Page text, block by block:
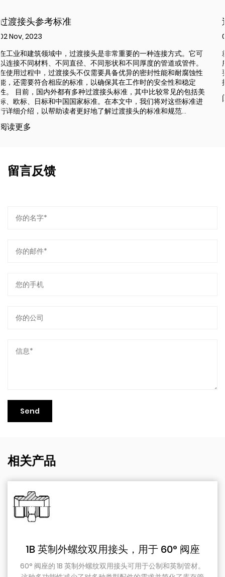
方式。它可
道或管件。
和耐腐蚀性
性和稳定
见的包括美
这些标准进
规范...
过渡接头有什么样的作用?
就这类接头的作用来看，不论是在哪种系统中使用，
所是怎样的，作用都是进行过渡，所谓的过渡其实就
要连接但本身有不能直接进行连接的接头之间，达到
接头连接起来的目的。
阅读更多
留言反馈
相关产品
60° 阀座
和英制管材。
1J9 90° 弯头 JIC 耐压外螺
90°弯头设计允许在有限空间内改变方向。